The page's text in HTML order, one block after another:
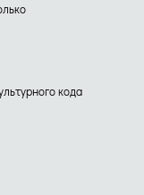
кода